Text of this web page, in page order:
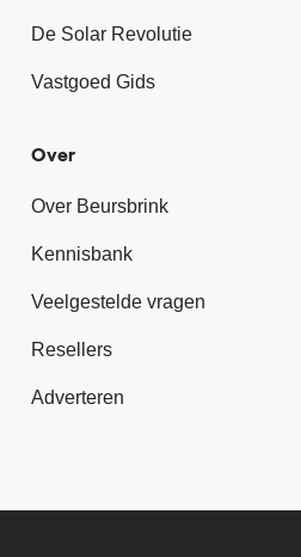
De Solar Revolutie
Vastgoed Gids
Over
Over Beursbrink
Kennisbank
Veelgestelde vragen
Resellers
Adverteren